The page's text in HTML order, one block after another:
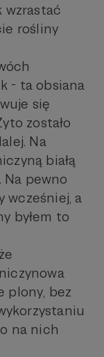
wzrastać
rośliny
- ta obsiana
się
zostało
Na
białą
Na pewno
wcześniej, a
byłem to
plony, bez
na nich